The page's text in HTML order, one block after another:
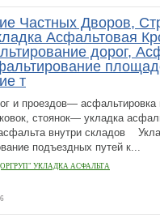
Частных Дворов,
Асфальтовая
дорог,
т
и проездов—
стоянок— укладка
внутри складов
подъездных путей к...
УКЛАДКА АСФАЛЬТА